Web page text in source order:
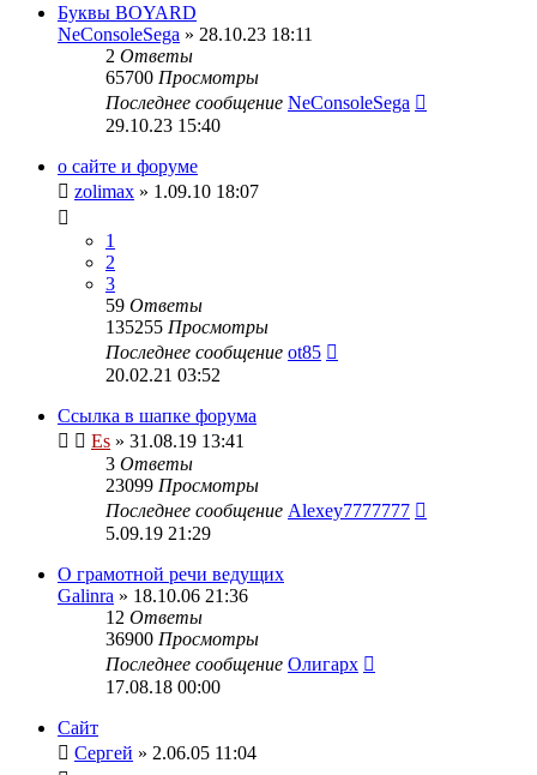
Буквы BOYARD
NeConsoleSega » 28.10.23 18:11
2 Ответы
65700 Просмотры
Последнее сообщение NeConsoleSega
29.10.23 15:40
о сайте и форуме
zolimax » 1.09.10 18:07
1
2
3
59 Ответы
135255 Просмотры
Последнее сообщение ot85
20.02.21 03:52
Ссылка в шапке форума
Es » 31.08.19 13:41
3 Ответы
23099 Просмотры
Последнее сообщение Alexey7777777
5.09.19 21:29
О грамотной речи ведущих
Galinra » 18.10.06 21:36
12 Ответы
36900 Просмотры
Последнее сообщение Олигарх
17.08.18 00:00
Сайт
Сергей » 2.06.05 11:04